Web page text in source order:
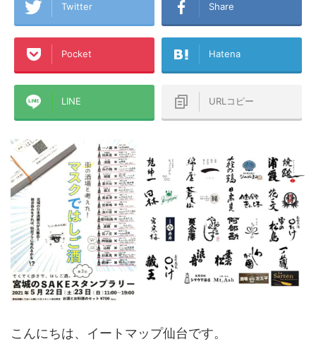
Twitter Share
Pocket Hatena
LINE URLコピー
こんにちは、イートマップ仙台です。